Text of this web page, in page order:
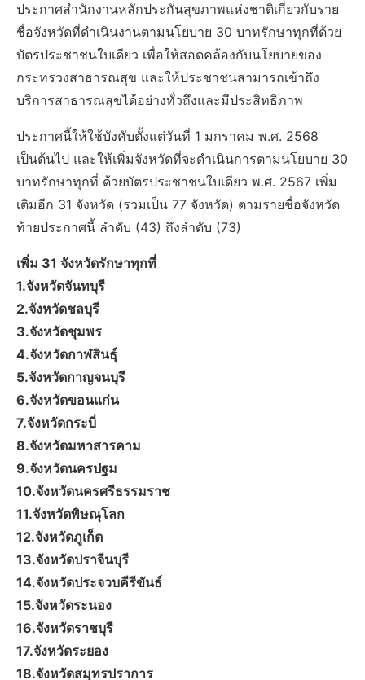
ประกาศสำนักงานหลักประกันสุขภาพแห่งชาติเกี่ยวกับราย
ชื่อจังหวัดที่ดำเนินงานตามนโยบาย 30 บาทรักษาทุกที่ด้วย
บัตรประชาชนใบเดียว เพื่อให้สอดคล้องกับนโยบายของ
กระทรวงสาธารณสุข และให้ประชาชนสามารถเข้าถึง
บริการสาธารณสุขได้อย่างทั่วถึงและมีประสิทธิภาพ
ประกาศนี้ให้ใช้บังคับตั้งแต่วันที่ 1 มกราคม พ.ศ. 2568
เป็นต้นไป และให้เพิ่มจังหวัดที่จะดำเนินการตามนโยบาย 30
บาทรักษาทุกที่ ด้วยบัตรประชาชนใบเดียว พ.ศ. 2567 เพิ่ม
เติมอีก 31 จังหวัด (รวมเป็น 77 จังหวัด) ตามรายชื่อจังหวัด
ท้ายประกาศนี้ ลำดับ (43) ถึงลำดับ (73)
เพิ่ม 31 จังหวัดรักษาทุกที่
1.จังหวัดจันทบุรี
2.จังหวัดชลบุรี
3.จังหวัดชุมพร
4.จังหวัดกาฬสินธุ์
5.จังหวัดกาญจนบุรี
6.จังหวัดขอนแก่น
7.จังหวัดกระบี่
8.จังหวัดมหาสารคาม
9.จังหวัดนครปฐม
10.จังหวัดนครศรีธรรมราช
11.จังหวัดพิษณุโลก
12.จังหวัดภูเก็ต
13.จังหวัดปราจีนบุรี
14.จังหวัดประจวบคีรีขันธ์
15.จังหวัดระนอง
16.จังหวัดราชบุรี
17.จังหวัดระยอง
18.จังหวัดสมุทรปราการ